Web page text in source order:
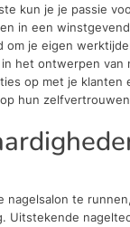
kun je je passie
in een
om je eigen
het ontwerpen van
op met je klanten
hun
nagelsalon te
Uitstekende